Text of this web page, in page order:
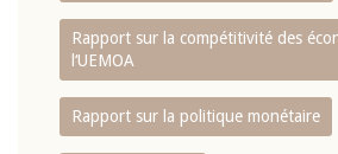
Rapport sur la compétitivité des
l‘UEMOA
Rapport sur la politique monétaire